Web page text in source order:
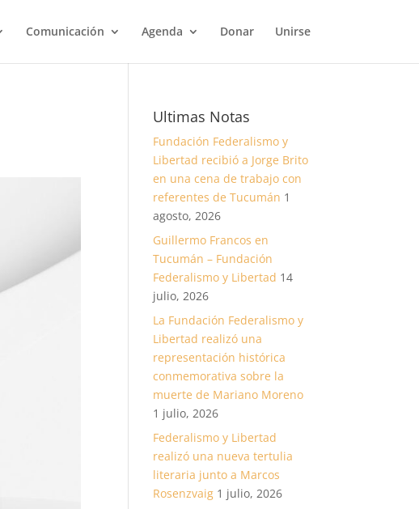
Comunicación Agenda Donar Unirse
Ultimas Notas
Fundación Federalismo y
Libertad recibió a Jorge Brito
en una cena de trabajo con
referentes de Tucumán 1
agosto, 2026
Guillermo Francos en
Tucumán – Fundación
Federalismo y Libertad 14
julio, 2026
La Fundación Federalismo y
Libertad realizó una
representación histórica
conmemorativa sobre la
muerte de Mariano Moreno
1 julio, 2026
Federalismo y Libertad
realizó una nueva tertulia
literaria junto a Marcos
Rosenzvaig 1 julio, 2026